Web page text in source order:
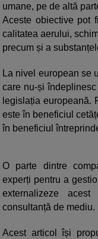
umane, pe de altă
Aceste obiective pot
calitatea aerului,
precum și a
La nivel european se
care nu-și
legislația europeană.
este în beneficiul
în beneficiul
O parte dintre
experți pentru a
externalizeze
consultanță de mediu.
Acest articol își